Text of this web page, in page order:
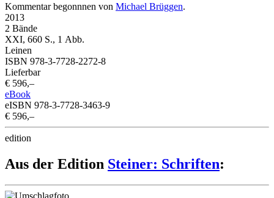
Kommentar begonnnen von Michael Brüggen.
2013
2 Bände
XXI, 660 S., 1 Abb.
Leinen
ISBN 978-3-7728-2272-8
Lieferbar
€ 596,–
eBook
eISBN 978-3-7728-3463-9
€ 596,–
edition
Aus der Edition Steiner: Schriften: